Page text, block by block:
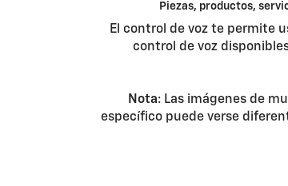
Piezas, productos,
El control de voz te permite
control de voz
Nota: Las imágenes de
específico puede verse